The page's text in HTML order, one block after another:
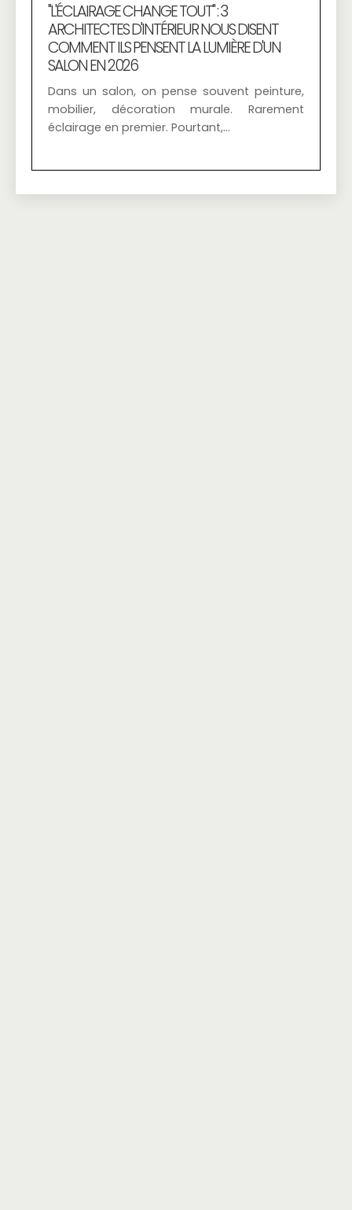
"L'ÉCLAIRAGE CHANGE TOUT" : 3
ARCHITECTES D'INTÉRIEUR NOUS DISENT
COMMENT ILS PENSENT LA LUMIÈRE D'UN
SALON EN 2026
Dans un salon, on pense souvent peinture,
mobilier, décoration murale. Rarement
éclairage en premier. Pourtant,…